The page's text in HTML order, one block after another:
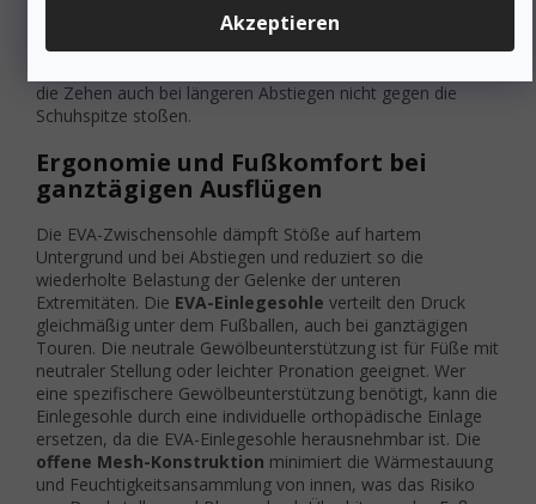
Akzeptieren
Die richtig gewählte Größe mit einem Spielraum von etwa
die Zehen auch bei längeren Abstiegen nicht gegen die
Schuhspitze stoßen.
Ergonomie und Fußkomfort bei
ganztägigen Ausflügen
Die EVA-Zwischensohle dämpft Stöße auf hartem
Untergrund und bei Abstiegen und reduziert so die
wiederholte Belastung der Gelenke der unteren
Extremitäten. Die EVA-Einlegesohle verteilt den Druck
gleichmäßig unter dem Fußballen, auch bei ganztägigen
Touren. Die neutrale Gewölbeunterstützung ist für Füße mit
neutraler Stellung oder leichter Pronation geeignet. Wer
eine spezifischere Gewölbeunterstützung benötigt, kann die
Einlegesohle durch eine individuelle orthopädische Einlage
ersetzen, da die EVA-Einlegesohle herausnehmbar ist. Die
offene Mesh-Konstruktion minimiert die Wärmestauung
und Feuchtigkeitsansammlung von innen, was das Risiko